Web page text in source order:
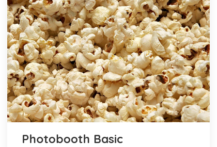
Photobooth Basic